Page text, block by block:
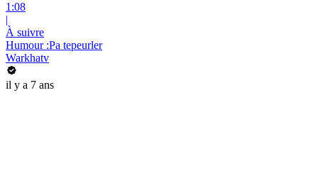
1:08
|
À suivre
Humour :Pa tepeurler
Warkhatv
il y a 7 ans